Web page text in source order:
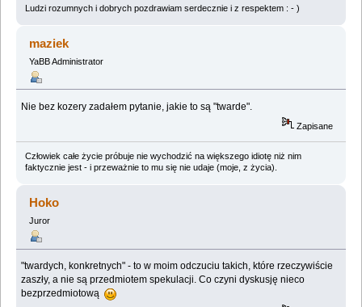
Ludzi rozumnych i dobrych pozdrawiam serdecznie i z respektem : - )
maziek
YaBB Administrator
Nie bez kozery zadałem pytanie, jakie to są "twarde".
Zapisane
Człowiek całe życie próbuje nie wychodzić na większego idiotę niż nim
faktycznie jest - i przeważnie to mu się nie udaje (moje, z życia).
Hoko
Juror
"twardych, konkretnych" - to w moim odczuciu takich, które rzeczywiście
zaszły, a nie są przedmiotem spekulacji. Co czyni dyskusję nieco
bezprzedmiotową